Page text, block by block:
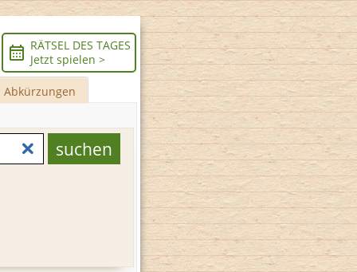
RÄTSEL DES TAGES
Jetzt spielen >
Abkürzungen